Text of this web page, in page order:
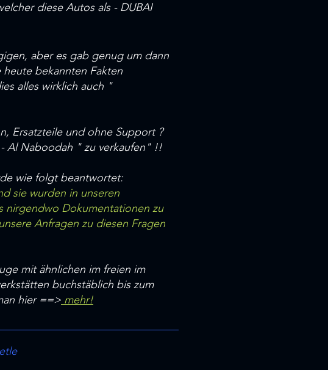
diese Autos als - DUBAI
aber es gab genug um dann
bekannten Fakten
alles wirklich auch "
Ersatzteile und ohne Support ?
Al Naboodah " zu verkaufen" !!
wie folgt beantwortet:
sie wurden in unseren
nirgendwo Dokumentationen zu
Anfragen zu diesen Fragen
mit ähnlichen im freien im
buchstäblich bis zum
hier ==> mehr!